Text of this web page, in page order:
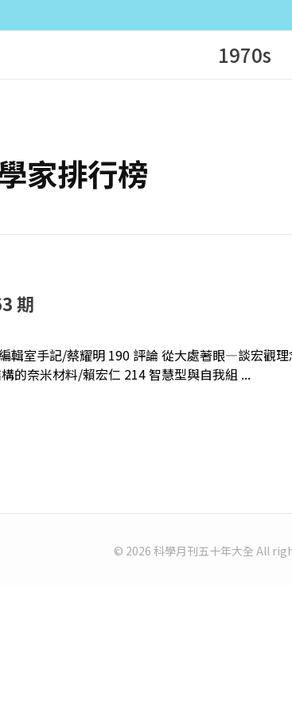
1970s
家排行榜
期
輯室手記/蔡耀明 190 評論 從大處著眼—談宏觀
的奈米材料/賴宏仁 214 智慧型與自我組 ...
© 2026 科學月刊五十年大全 All